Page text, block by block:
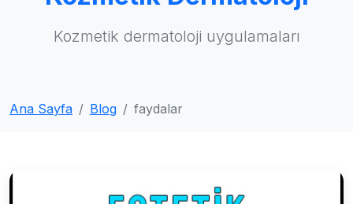
Kozmetik dermatoloji uygulamaları
Ana Sayfa Blog faydalar